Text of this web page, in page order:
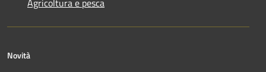
Agricoltura e pesca
Novità